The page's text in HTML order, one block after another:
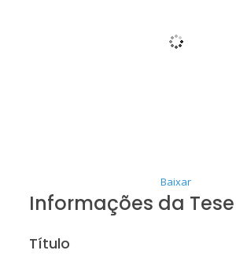
Baixar
Informações da Tese
Título